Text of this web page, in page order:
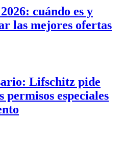
cuándo es y
las mejores ofertas
Lifschitz pide
permisos especiales